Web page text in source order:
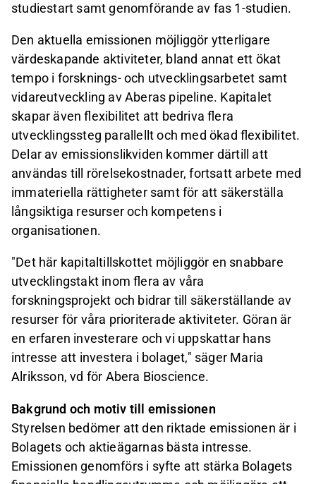
studiestart samt genomförande av fas 1-studien.
Den aktuella emissionen möjliggör ytterligare
värdeskapande aktiviteter, bland annat ett ökat
tempo i forsknings- och utvecklingsarbetet samt
vidareutveckling av Aberas pipeline. Kapitalet
skapar även flexibilitet att bedriva flera
utvecklingssteg parallellt och med ökad flexibilitet.
Delar av emissionslikviden kommer därtill att
användas till rörelsekostnader, fortsatt arbete med
immateriella rättigheter samt för att säkerställa
långsiktiga resurser och kompetens i
organisationen.
"Det här kapitaltillskottet möjliggör en snabbare
utvecklingstakt inom flera av våra
forskningsprojekt och bidrar till säkerställande av
resurser för våra prioriterade aktiviteter. Göran är
en erfaren investerare och vi uppskattar hans
intresse att investera i bolaget," säger Maria
Alriksson, vd för Abera Bioscience.
Bakgrund och motiv till emissionen
Styrelsen bedömer att den riktade emissionen är i
Bolagets och aktieägarnas bästa intresse.
Emissionen genomförs i syfte att stärka Bolagets